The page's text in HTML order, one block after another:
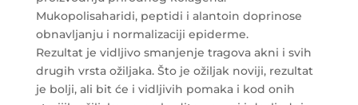
Mukopolisaharidi, peptidi i alantoin doprinose
obnavljanju i normalizaciji epiderme.
Rezultat je vidljivo smanjenje tragova akni i svih
drugih vrsta ožiljaka. Što je ožiljak noviji, rezultat
je bolji, ali bit će i vidljivih pomaka i kod onih